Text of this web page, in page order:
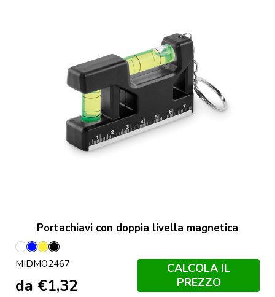
Portachiavi con doppia livella magnetica
Bianco
Blu
Royal
GialloNero
MIDMO2467
da €1,32
CALCOLA IL
PREZZO